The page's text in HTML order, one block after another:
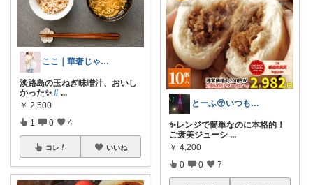
ここ｜華奢じゃない低身長の着痩せ服選び
淡路島の玉ねぎ味噌汁、おいし
かった✨ # ...
￥ 2,500
1 0 4
コレ いいね
とーふ😚いつもご購入感謝です🙇
✨レンジで簡単なのに本格的！
ご褒美ジューシ ...
￥ 4,200
0 0 7